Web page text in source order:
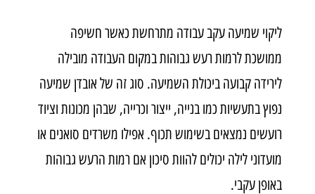
ליקוי שמיעה עקב עבודה מתרחשת כאשר חשיפה
ממושכת לרמות רעש גבוהות במקום העבודה מובילה
לירידה קבועה ביכולת השמיעה. סוג זה של אובדן שמיעה
נפוץ בתעשיות כמו בנייה, ייצור וכרייה, שבהן מכונות וציוד
רועשים נמצאים בשימוש תכוף. אפילו משרדים סואנים או
מועדוני לילה יכולים להוות סיכון אם רמות הרעש גבוהות
באופן עקבי.